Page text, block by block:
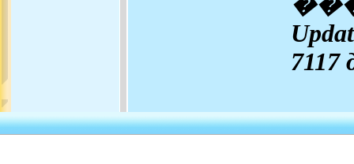
7117